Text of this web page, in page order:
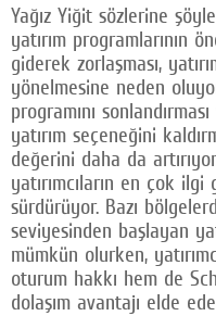
Yağız Yiğit sözlerine
yatırım programlarının
giderek zorlaşması,
yönelmesine neden
programını
yatırım seçeneğini
değerini daha da
yatırımcıların en çok
sürdürüyor. Bazı
seviyesinden başlayan
mümkün olurken,
oturum hakkı hem de
dolaşım avantajı elde